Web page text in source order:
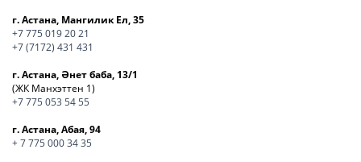
г. Астана, Мангилик Ел, 35
+7 775 019 20 21
+7 (7172) 431 431
г. Астана, Әнет баба, 13/1
(ЖК Манхэттен 1)
+7 775 053 54 55
г. Астана, Абая, 94
+ 7 775 000 34 35